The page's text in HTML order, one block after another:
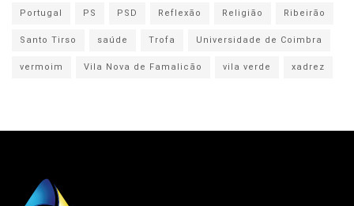
Portugal
PS PSD Reflexão Religião
Ribeirão
Santo Tirso
saúde Trofa
Universidade de Coimbra
vermoim
Vila Nova de Famalicão vila verde xadrez